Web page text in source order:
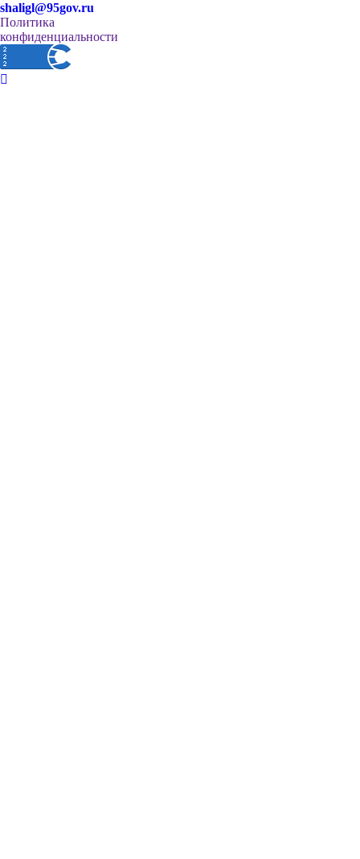
shaligl@95gov.ru
Политика
конфиденциальности